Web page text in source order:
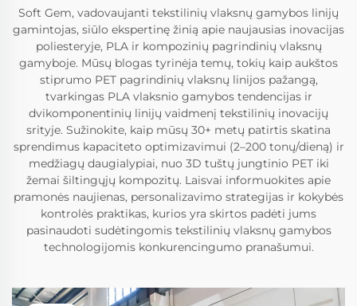
Soft Gem, vadovaujanti tekstilinių vlaksnų gamybos linijų
gamintojas, siūlo ekspertinę žinią apie naujausias inovacijas
poliesteryje, PLA ir kompozinių pagrindinių vlaksnų
gamyboje. Mūsų blogas tyrinėja temų, tokių kaip aukštos
stiprumo PET pagrindinių vlaksnų linijos pažangą,
tvarkingas PLA vlaksnio gamybos tendencijas ir
dvikomponentinių linijų vaidmenį tekstilinių inovacijų
srityje. Sužinokite, kaip mūsų 30+ metų patirtis skatina
sprendimus kapaciteto optimizavimui (2–200 tonų/dieną) ir
medžiagų daugialypiai, nuo 3D tuštų jungtinio PET iki
žemai šiltingųjų kompozitų. Laisvai informuokites apie
pramonės naujienas, personalizavimo strategijas ir kokybės
kontrolės praktikas, kurios yra skirtos padėti jums
pasinaudoti sudėtingomis tekstilinių vlaksnų gamybos
technologijomis konkurencingumo pranašumui.